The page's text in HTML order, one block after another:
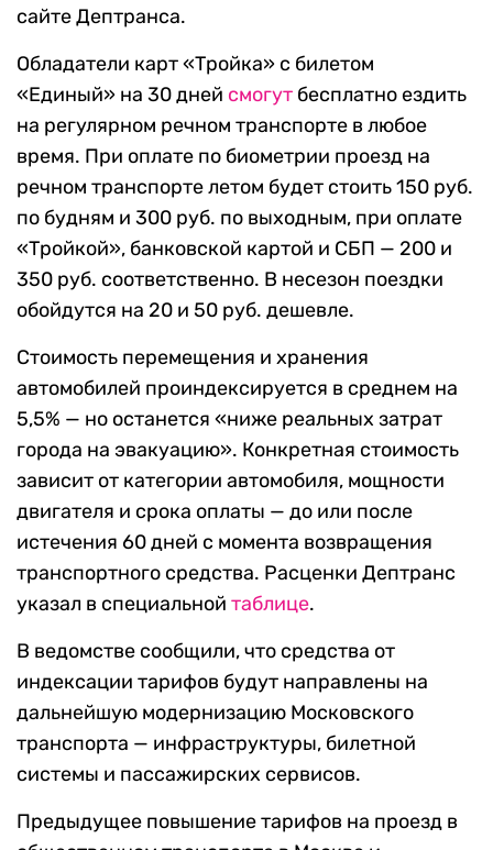
сайте Дептранса.
Обладатели карт «Тройка» с билетом
«Единый» на 30 дней смогут бесплатно ездить
на регулярном речном транспорте в любое
время. При оплате по биометрии проезд на
речном транспорте летом будет стоить 150 руб.
по будням и 300 руб. по выходным, при оплате
«Тройкой», банковской картой и СБП — 200 и
350 руб. соответственно. В несезон поездки
обойдутся на 20 и 50 руб. дешевле.
Стоимость перемещения и хранения
автомобилей проиндексируется в среднем на
5,5% — но останется «ниже реальных затрат
города на эвакуацию». Конкретная стоимость
зависит от категории автомобиля, мощности
двигателя и срока оплаты — до или после
истечения 60 дней с момента возвращения
транспортного средства. Расценки Дептранс
указал в специальной таблице.
В ведомстве сообщили, что средства от
индексации тарифов будут направлены на
дальнейшую модернизацию Московского
транспорта — инфраструктуры, билетной
системы и пассажирских сервисов.
Предыдущее повышение тарифов на проезд в